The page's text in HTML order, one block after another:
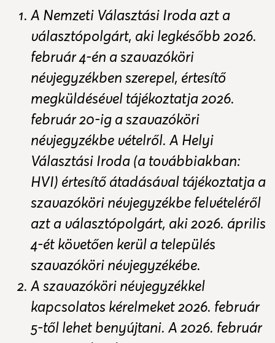
A Nemzeti Választási Iroda azt a
választópolgárt, aki legkésőbb 2026.
február 4-én a szavazóköri
névjegyzékben szerepel, értesítő
megküldésével tájékoztatja 2026.
február 20-ig a szavazóköri
névjegyzékbe vételről. A Helyi
Választási Iroda (a továbbiakban:
HVI) értesítő átadásával tájékoztatja a
szavazóköri névjegyzékbe felvételéről
azt a választópolgárt, aki 2026. április
4-ét követően kerül a település
szavazóköri névjegyzékébe.
A szavazóköri névjegyzékkel
kapcsolatos kérelmeket 2026. február
5-től lehet benyújtani. A 2026. február